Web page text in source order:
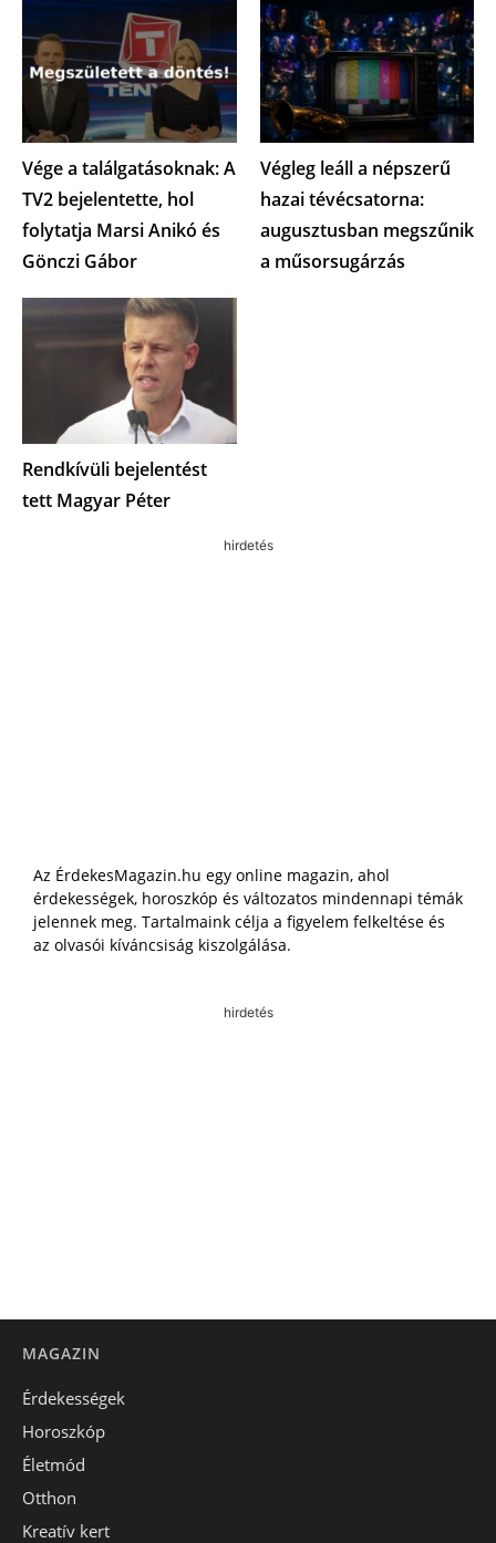
Vége a találgatásoknak: A
TV2 bejelentette, hol
folytatja Marsi Anikó és
Gönczi Gábor
Végleg leáll a népszerű
hazai tévécsatorna:
augusztusban megszűnik
a műsorsugárzás
Rendkívüli bejelentést
tett Magyar Péter
hirdetés
Az ÉrdekesMagazin.hu egy online magazin, ahol
érdekességek, horoszkóp és változatos mindennapi témák
jelennek meg. Tartalmaink célja a figyelem felkeltése és
az olvasói kíváncsiság kiszolgálása.
hirdetés
MAGAZIN
Érdekességek
Horoszkóp
Életmód
Otthon
Kreatív kert